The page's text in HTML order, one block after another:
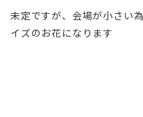
未定ですが、会場が小さい
イズのお花になります